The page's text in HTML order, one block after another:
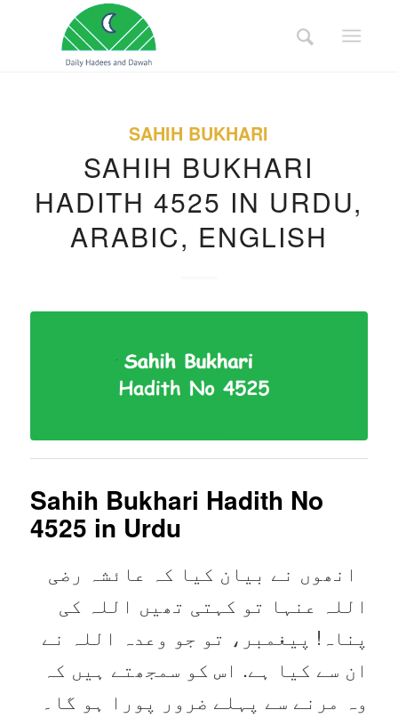
SAHIH BUKHARI
SAHIH BUKHARI
HADITH 4525 IN URDU,
ARABIC, ENGLISH
Sahih Bukhari Hadith No
4525 in Urdu
انھوں نے بیان کیا کہ عائشہ رضی
اللہ عنہا تو کہتی تھیں اللہ کی
پناہ! پیغمبر، تو جو وعدہ اللہ نے
ان سے کیا ہے. اس کو سمجھتے ہیں کہ
وہ مرنے سے پہلے ضرور پورا ہو گا۔